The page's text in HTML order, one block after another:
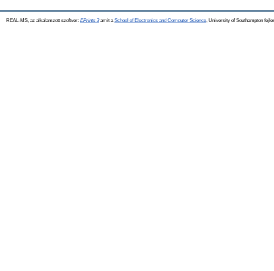
REAL-MS, az alkalamzott szoftver: EPrints 3amit a School of Electronics and Computer Science , University of Southampton